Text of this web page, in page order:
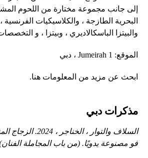
إلى جانب مجموعة مختارة من اللحوم
البحرية الطازجة ، والكلاسيكيات الفرنسية
والبيتزا الباسكالاديري ، وبيتزا ، و
الموقع: Jumeirah 1 ، دبي
ابحث عن مزيد من المعلومات هنا.
مذكرات دبي
السلاف والتوار ،
فو مصنوعة يدويًا. (من باب المجاملة